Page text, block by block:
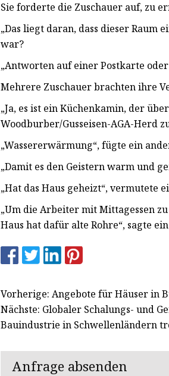
Sie forderte die Zuschauer auf, zu
„Das liegt daran, dass dieser Raum
war?
„Antworten auf einer Postkarte
Mehrere Zuschauer brachten ihre
„Ja, es ist ein Küchenkamin, der
Woodburber/Gusseisen-AGA-Herd
„Wassererwärmung“, fügte ein
„Damit es den Geistern warm und
„Hat das Haus geheizt“, vermutete
„Um die Arbeiter mit Mittagessen
Haus hat dafür alte Rohre“, sagte
Vorherige: Angebote für Häuser in
Nächste: Globaler Schalungs- und
Bauindustrie in Schwellenländern
Anfrage absenden